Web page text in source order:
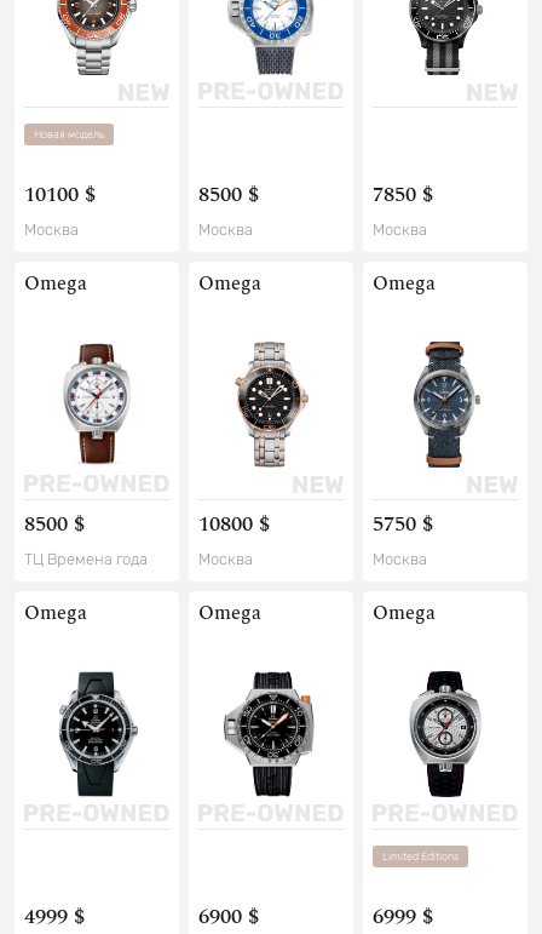
Новая модель
10100 $
Москва
8500 $
Москва
7850 $
Москва
Omega
8500 $
ТЦ Времена года
Omega
10800 $
Москва
Omega
5750 $
Москва
Omega
4999 $
Omega
6900 $
Omega
Limited Editions
6999 $